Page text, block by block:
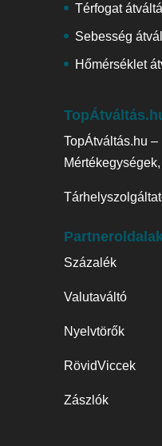
Térfogat
Sebesség
Hőmérséklet
TopÁtváltás.hu
Százalék
Valutaváltó
Nyelvtörők
RövidViccek
Zászlók